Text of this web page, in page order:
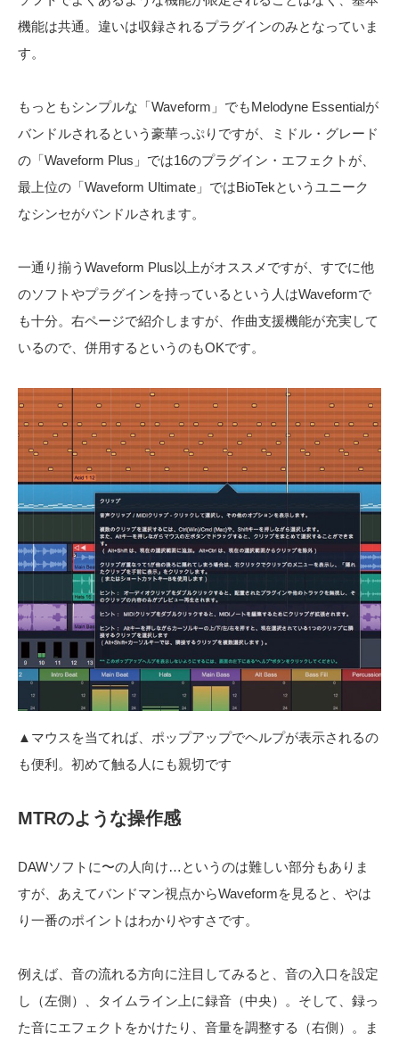
機能は共通。違いは収録されるプラグインのみとなっていま
す。
もっともシンプルな「Waveform」でもMelodyne Essentialが
バンドルされるという豪華っぷりですが、ミドル・グレード
の「Waveform Plus」では16のプラグイン・エフェクトが、
最上位の「Waveform Ultimate」ではBioTekというユニーク
なシンセがバンドルされます。
一通り揃うWaveform Plus以上がオススメですが、すでに他
のソフトやプラグインを持っているという人はWaveformで
も十分。右ページで紹介しますが、作曲支援機能が充実して
いるので、併用するというのもOKです。
▲マウスを当てれば、ポップアップでヘルプが表示されるの
も便利。初めて触る人にも親切です
MTRのような操作感
DAWソフトに〜の人向け…というのは難しい部分もありま
すが、あえてバンドマン視点からWaveformを見ると、やは
り一番のポイントはわかりやすさです。
例えば、音の流れる方向に注目してみると、音の入口を設定
し（左側）、タイムライン上に録音（中央）。そして、録っ
た音にエフェクトをかけたり、音量を調整する（右側）。ま